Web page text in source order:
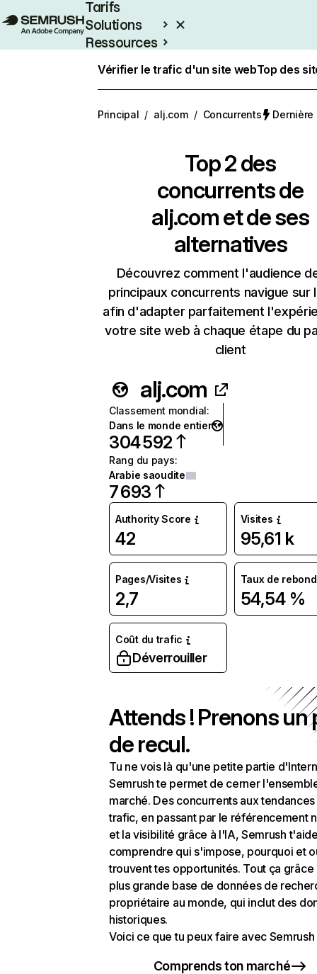
Tarifs
Solutions
Ressources
Vérifier le trafic d'un site webTop des
Principal / alj.com / Concurrents Dernière
Top 2 des
concurrents de
alj.com et de ses
alternatives
Découvrez comment l'audience
principaux concurrents navigue sur
afin d'adapter parfaitement
votre site web à chaque étape du
client
alj.com
Classement mondial:
Dans le monde entier
304 592
Rang du pays:
Arabie saoudite
7 693
Authority Score
42
Visites
95,61 k
Pages/Visites
2,7
Taux de rebond
54,54 %
Coût du trafic
Déverrouiller
Attends ! Prenons un
de recul.
Tu ne vois là qu'une petite partie
Semrush te permet de cerner
marché. Des concurrents aux
trafic, en passant par le référencement
et la visibilité grâce à l'IA, Semrush
comprendre qui s'impose, pourquoi et
trouvent tes opportunités. Tout ça grâce
plus grande base de données de
propriétaire au monde, qui inclut des
historiques.
Voici ce que tu peux faire avec Semrush
Comprends ton marché